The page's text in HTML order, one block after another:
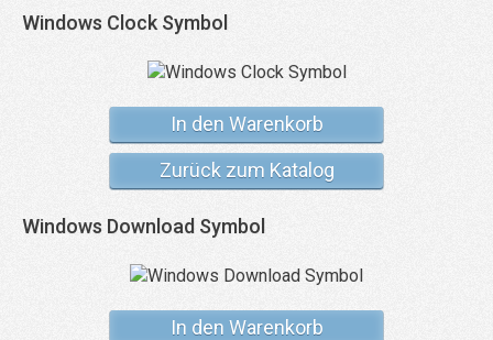
Windows Clock Symbol
In den Warenkorb
Zurück zum Katalog
Windows Download Symbol
In den Warenkorb